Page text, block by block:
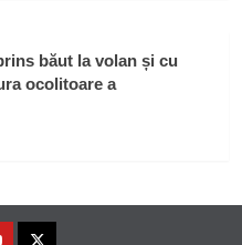
băut la volan și cu
ocolitoare a